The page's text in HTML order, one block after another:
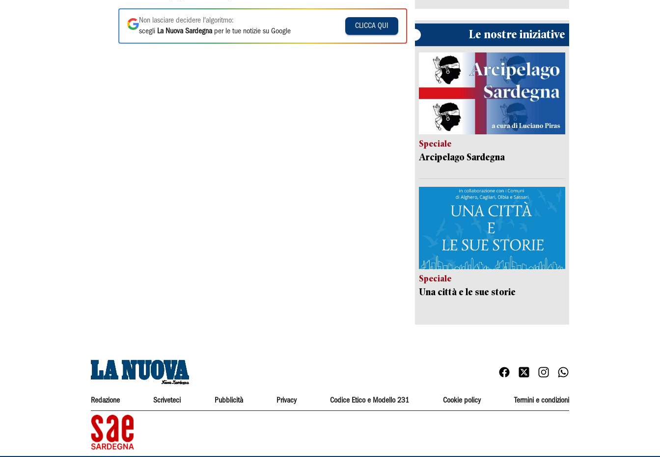
Non lasciare decidere l'algoritmo:
scegli La Nuova Sardegna per le tue notizie su Google
CLICCA QUI
Le nostre iniziative
Speciale
Arcipelago Sardegna
Speciale
Una città e le sue storie
Redazione Scriveteci Pubblicità Privacy Codice Etico e Modello 231 Cookie policy Termini e condizioni